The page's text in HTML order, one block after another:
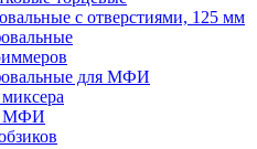
с отверстиями, 125 мм
для МФИ
МФИ